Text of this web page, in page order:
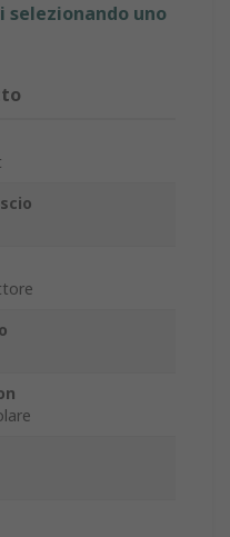
uno